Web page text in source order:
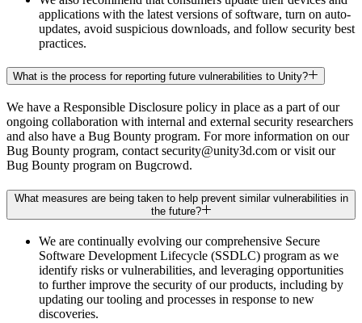
applications with the latest versions of software, turn on auto-
updates, avoid suspicious downloads, and follow security best
practices.
What is the process for reporting future vulnerabilities to Unity?
We have a Responsible Disclosure policy in place as a part of our
ongoing collaboration with internal and external security researchers
and also have a Bug Bounty program. For more information on our
Bug Bounty program, contact security@unity3d.com or visit our
Bug Bounty program on Bugcrowd.
What measures are being taken to help prevent similar vulnerabilities in
the future?
We are continually evolving our comprehensive Secure
Software Development Lifecycle (SSDLC) program as we
identify risks or vulnerabilities, and leveraging opportunities
to further improve the security of our products, including by
updating our tooling and processes in response to new
discoveries.